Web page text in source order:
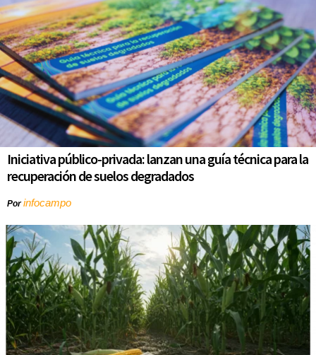
Iniciativa público-privada: lanzan una guía técnica para la
recuperación de suelos degradados
Porinfocampo